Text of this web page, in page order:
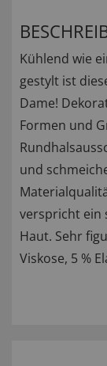
Kühlend wie
gestylt ist
Dame!
Formen und
und
verspricht ein
Haut. Sehr
Viskose, 5 %